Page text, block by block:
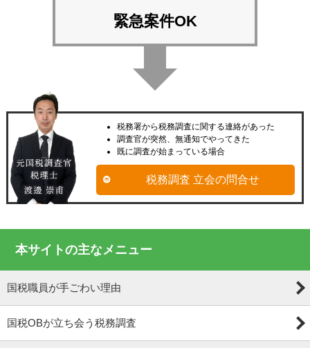
緊急案件OK
税務署から税務調査に関する連絡があった
調査官が突然、無通知でやってきた
既に調査が始まっている場合
税務調査 立会の問合せ
本サイトの主なメニュー
国税職員が手ごわい理由
国税OBが立ち会う税務調査